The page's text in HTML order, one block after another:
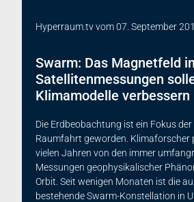
Hyperraum.tvvom07. September
Swarm: Das Magnetfeld
Satellitenmessungen
Klimamodelle verbessern
Die Erdbeobachtung ist ein Fokus
Raumfahrt geworden. Klimaforscher
vielen Jahren von den immer
Messungen geophysikalischer
Orbit. Seit wenigen Monaten ist die
bestehende Swarm-Konstellation in